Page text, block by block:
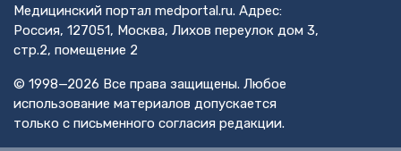
Медицинский портал medportal.ru. Адрес:
Россия, 127051, Москва, Лихов переулок дом 3,
стр.2, помещение 2
© 1998—2026 Все права защищены. Любое
использование материалов допускается
только с письменного согласия редакции.